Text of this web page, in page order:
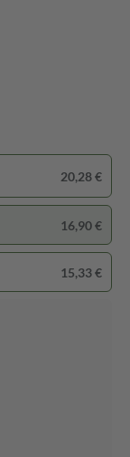
20,28 €
16,90 €
15,33 €